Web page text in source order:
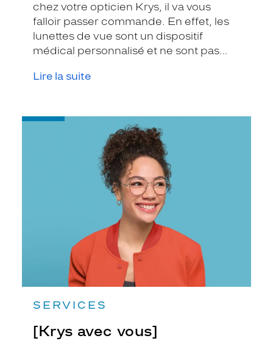
chez votre opticien Krys, il va vous
falloir passer commande. En effet, les
lunettes de vue sont un dispositif
médical personnalisé et ne sont pas
Lire la suite
SERVICES
[Krys avec vous]
-